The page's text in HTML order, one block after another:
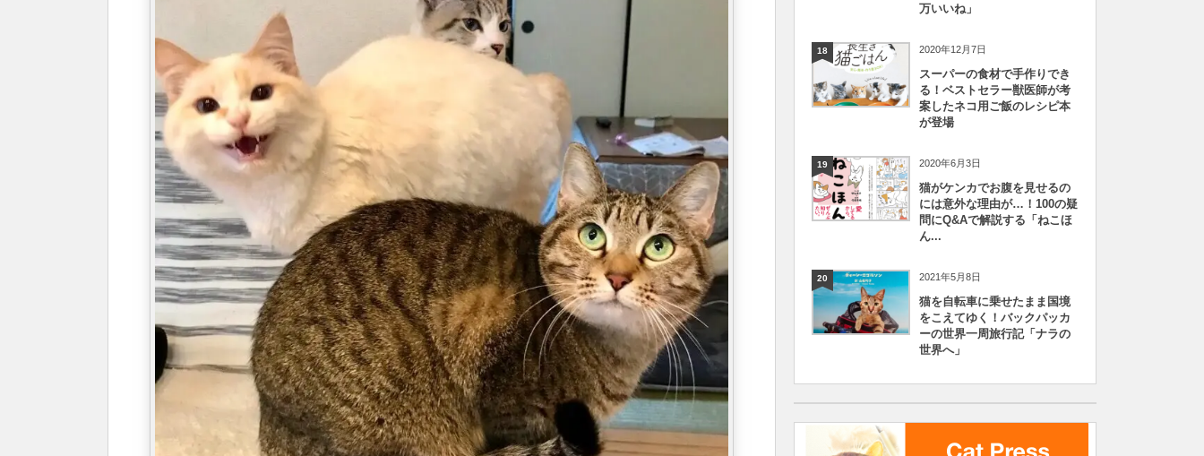
万いいね」
18 2020年12月7日
スーパーの食材で手作りでき
る！ベストセラー獣医師が考
案したネコ用ご飯のレシピ本
が登場
19 2020年6月3日
猫がケンカでお腹を見せるの
には意外な理由が…！100の疑
問にQ&Aで解説する「ねこほ
ん...
20 2021年5月8日
猫を自転車に乗せたまま国境
をこえてゆく！バックパッカ
ーの世界一周旅行記「ナラの
世界へ」